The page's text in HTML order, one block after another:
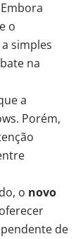
o
simples
na
a
Porém,
o novo
de